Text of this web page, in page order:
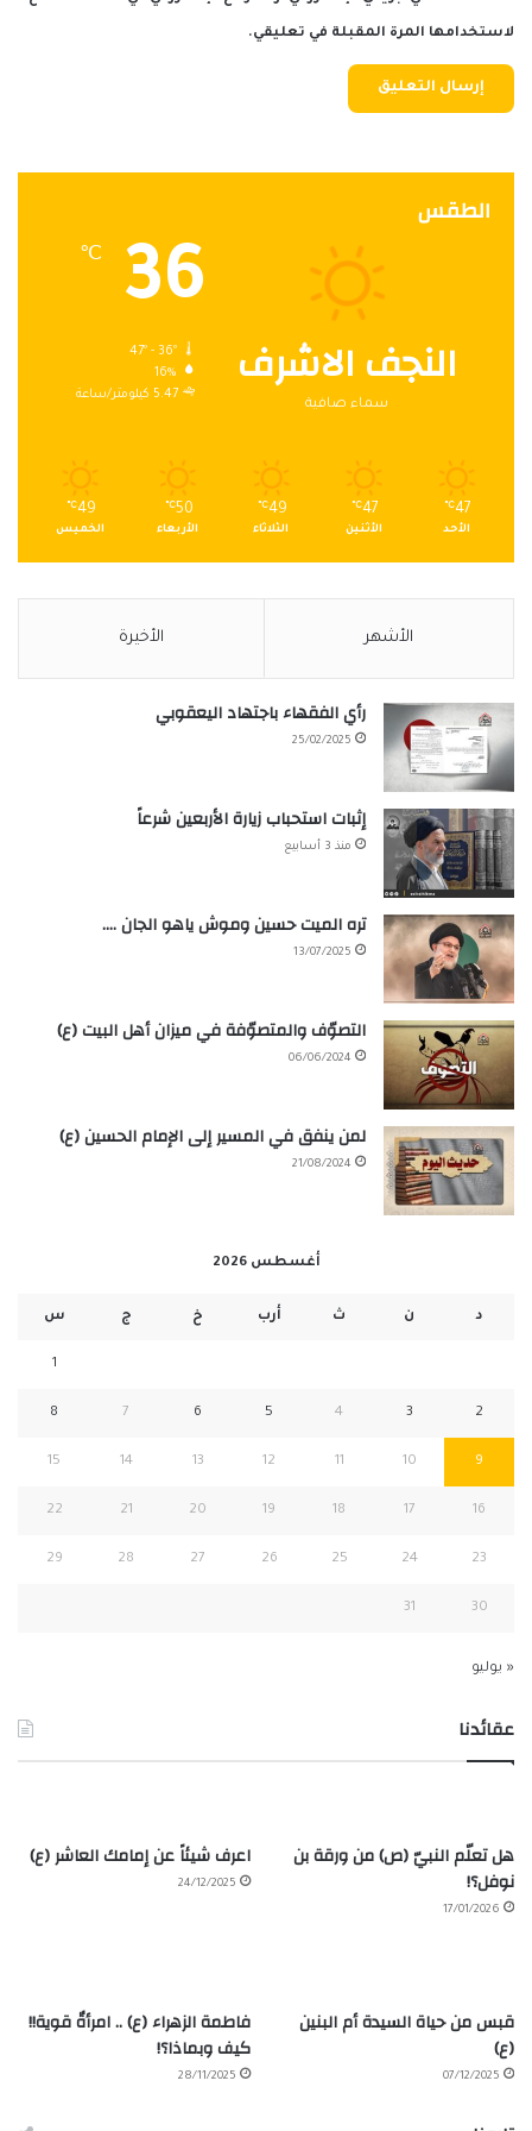
لاستخدامها المرة المقبلة في تعليقي.
الطقس
النجف الاشرف
سماء صافية
36
℃
47º - 36º
16%
5.47 كيلومتر/ساعة
47
℃
الأحد
47
℃
الأثنين
49
℃
الثلاثاء
50
℃
الأربعاء
49
℃
الخميس
الأشهر الأخيرة
رأي الفقهاء باجتهاد اليعقوبي
25/02/2025
إثبات استحباب زيارة الأربعين شرعاً
منذ 3 أسابيع
تره الميت حسين وموش ياهو الجان ….
13/07/2025
التصوّف والمتصوّفة في ميزان أهل البيت (ع)
06/06/2024
لمن ينفق في المسير إلى الإمام الحسين (ع)
21/08/2024
أغسطس 2026
د ن ث أرب خ ج س
1
2
3
4
5
6
7
8
9
10
11
12
13
14
15
16
17
18
19
20
21
22
23
24
25
26
27
28
29
30
31
« يوليو
عقائدنا
هل تعلّم النبيّ (ص) من ورقة بن
نوفل؟!
17/01/2026
اعرف شيئاً عن إمامك العاشر (ع)
24/12/2025
قبس من حياة السيدة أم البنين
(ع)
07/12/2025
فاطمة الزهراء (ع) .. امرأةٌ قوية!!
كيف وبماذا؟!
28/11/2025